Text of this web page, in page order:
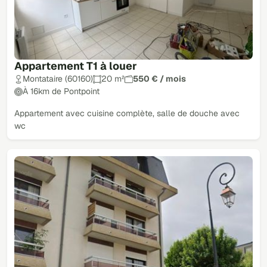
Appartement T1 à louer
Montataire (60160) 20 m²
550 € / mois
À 16km de Pontpoint
Appartement avec cuisine complète, salle de douche avec
wc